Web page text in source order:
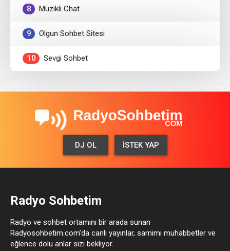
8 Müzikli Chat
9 Olgun Sohbet Sitesi
10 Sevgi Sohbet
DJ OL İSTEK YAP
Radyo Sohbetim
Radyo ve sohbet ortamını bir arada sunan
Radyosohbetim.com’da canlı yayınlar, samimi muhabbetler ve
eğlence dolu anlar sizi bekliyor.